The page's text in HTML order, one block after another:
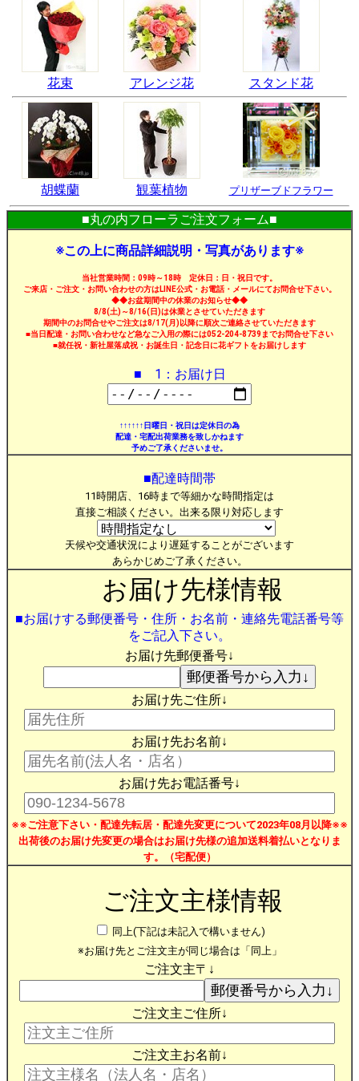
花束 アレンジ花 スタンド花
胡蝶蘭 観葉植物 プリザーブドフラワー
■丸の内フローラご注文フォーム■
※この上に商品詳細説明・写真があります※
当社営業時間：09時～18時 定休日：日・祝日です。
ご来店・ご注文・お問い合わせの方はLINE公式・お電話・メールにてお問合せ下さい。
◆◆お盆期間中の休業のお知らせ◆◆
8/8(土)～8/16(日)は休業とさせていただきます
期間中のお問合せやご注文は8/17(月)以降に順次ご連絡させていただきます
■当日配達・お問い合わせなど急なご入用の際には052-204-8739までお問合せ下さい
■就任祝・新社屋落成祝・お誕生日・記念日に花ギフトをお届けします
■ 1：お届け日
↑↑↑↑↑↑日曜日・祝日は定休日の為
配達・宅配出荷業務を致しかねます
予めご了承くださいませ。
■配達時間帯
11時開店、16時まで等細かな時間指定は
直接ご相談ください。出来る限り対応します
天候や交通状況により遅延することがございます
あらかじめご了承ください。
お届け先様情報
■お届けする郵便番号・住所・お名前・連絡先電話番号等
をご記入下さい。
お届け先郵便番号↓
お届け先ご住所↓
お届け先お名前↓
お届け先お電話番号↓
※※ご注意下さい・配達先転居・配達先変更について2023年08月以降※※
出荷後のお届け先変更の場合はお届け先様の追加送料着払いとなりま
す。（宅配便）
ご注文主様情報
同上(下記は未記入で構いません)
※お届け先とご注文主が同じ場合は「同上」
ご注文主〒↓
ご注文主ご住所↓
ご注文主お名前↓